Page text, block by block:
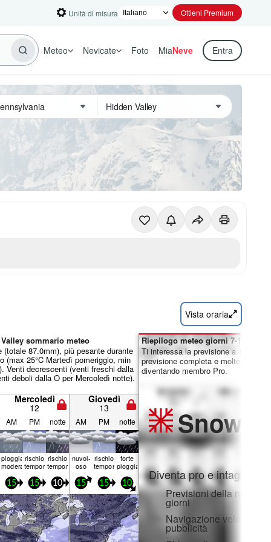
Unità di misura Ottieni Premium
Meteo Nevicate Foto MiaNeve Entra
Vista oraria
sommario meteo
(totale 87.0mm), più pesante durante
(max 25°C Martedì pomeriggio, min
Venti decrescenti (venti freschi dalla
deboli dalla O per Mercoledì notte).
Mercoledì
12
Giovedì
13
AM PM notte AM PM notte
pioggia
moderata
rischio
temporale
rischio
temporale
nuvol-
oso
rischio
temporale
forte
pioggia
15 15 10 15 15 10
Riepilogo meteo giorni 7-16:
Ti interessa la previsione a 16
previsione completa e molte altre
diventando membro Pro.
Snow
Diventa pro e intaglia:
Previsioni della neve
giorni
Navigazione veloce
pubblicità